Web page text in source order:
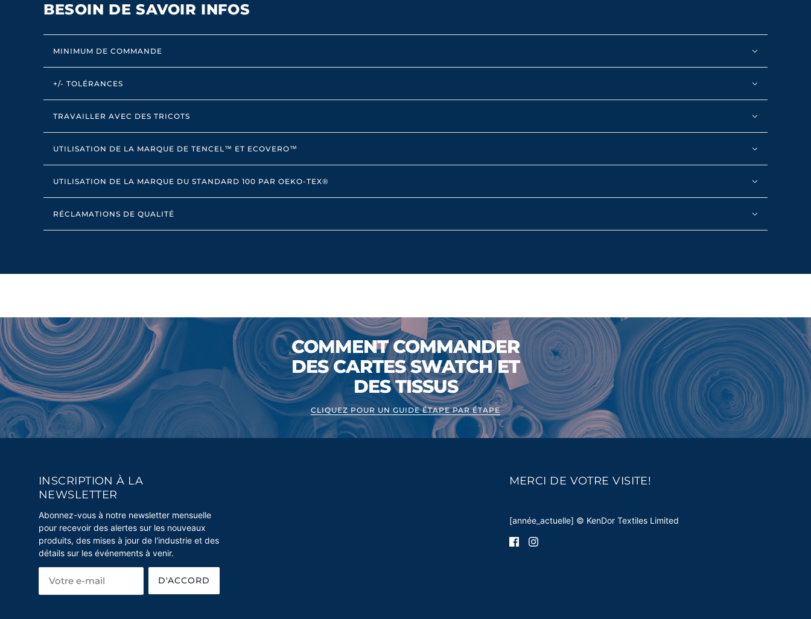
BESOIN DE SAVOIR INFOS
MINIMUM DE COMMANDE
+/- TOLÉRANCES
TRAVAILLER AVEC DES TRICOTS
UTILISATION DE LA MARQUE DE TENCEL™ ET ECOVERO™
UTILISATION DE LA MARQUE DU STANDARD 100 PAR OEKO-TEX®
RÉCLAMATIONS DE QUALITÉ
COMMENT COMMANDER
DES CARTES SWATCH ET
DES TISSUS
CLIQUEZ POUR UN GUIDE ÉTAPE PAR ÉTAPE
INSCRIPTION À LA
NEWSLETTER
Abonnez-vous à notre newsletter mensuelle
pour recevoir des alertes sur les nouveaux
produits, des mises à jour de l'industrie et des
détails sur les événements à venir.
D'ACCORD
MERCI DE VOTRE VISITE!
[année_actuelle] © KenDor Textiles Limited